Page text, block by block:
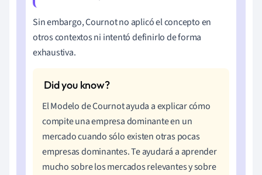
Sin embargo, Cournot no aplicó el concepto en
otros contextos ni intentó definirlo de forma
exhaustiva.
El Modelo de Cournot ayuda a explicar cómo
compite una empresa dominante en un
mercado cuando sólo existen otras pocas
empresas dominantes. Te ayudará a aprender
mucho sobre los mercados relevantes y sobre